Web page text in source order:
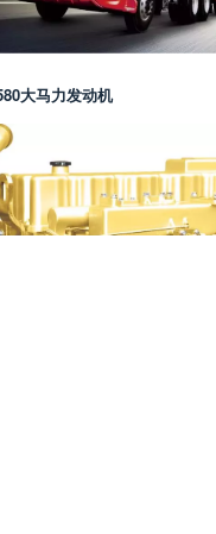
大马力发动机